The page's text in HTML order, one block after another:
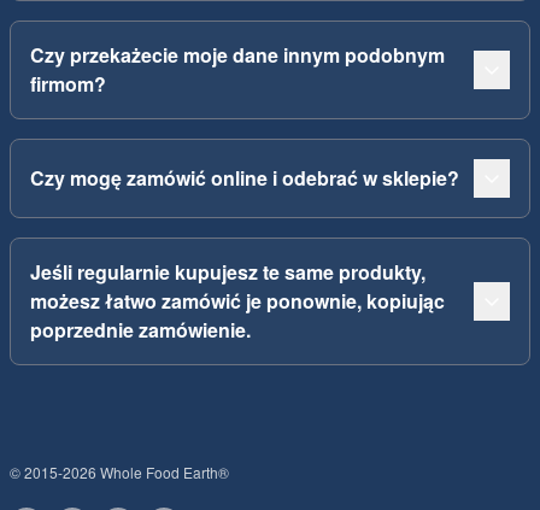
Czy przekażecie moje dane innym podobnym
firmom?
Czy mogę zamówić online i odebrać w sklepie?
Jeśli regularnie kupujesz te same produkty,
możesz łatwo zamówić je ponownie, kopiując
poprzednie zamówienie.
© 2015-2026 Whole Food Earth®